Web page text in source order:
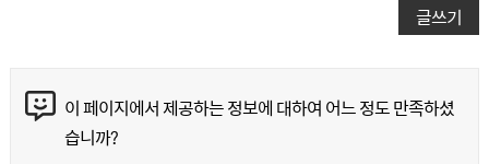
글쓰기
이 페이지에서 제공하는 정보에 대하여 어느 정도 만족하셨
습니까?